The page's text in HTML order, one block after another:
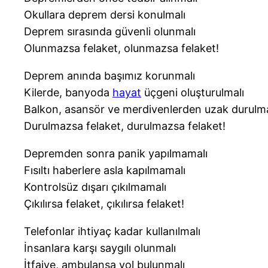
Okullara deprem dersi konulmalı
Deprem sırasında güvenli olunmalı
Olunmazsa felaket, olunmazsa felaket!
Deprem anında başımız korunmalı
Kilerde, banyoda hayat üçgeni oluşturulmalı
Balkon, asansör ve merdivenlerden uzak
Durulmazsa felaket, durulmazsa felaket!
Depremden sonra panik yapılmamalı
Fısıltı haberlere asla kapılmamalı
Kontrolsüz dışarı çıkılmamalı
Çıkılırsa felaket, çıkılırsa felaket!
Telefonlar ihtiyaç kadar kullanılmalı
İnsanlara karşı saygılı olunmalı
İtfaiye, ambulansa yol bulunmalı